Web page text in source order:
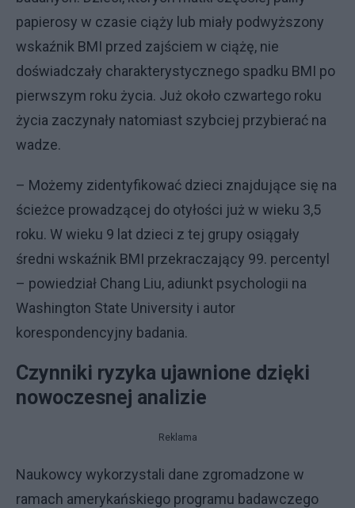
papierosy w czasie ciąży lub miały podwyższony
wskaźnik BMI przed zajściem w ciążę, nie
doświadczały charakterystycznego spadku BMI po
pierwszym roku życia. Już około czwartego roku
życia zaczynały natomiast szybciej przybierać na
wadze.
– Możemy zidentyfikować dzieci znajdujące się na
ścieżce prowadzącej do otyłości już w wieku 3,5
roku. W wieku 9 lat dzieci z tej grupy osiągały
średni wskaźnik BMI przekraczający 99. percentyl
– powiedział Chang Liu, adiunkt psychologii na
Washington State University i autor
korespondencyjny badania.
Czynniki ryzyka ujawnione dzięki
nowoczesnej analizie
Reklama
Naukowcy wykorzystali dane zgromadzone w
ramach amerykańskiego programu badawczego